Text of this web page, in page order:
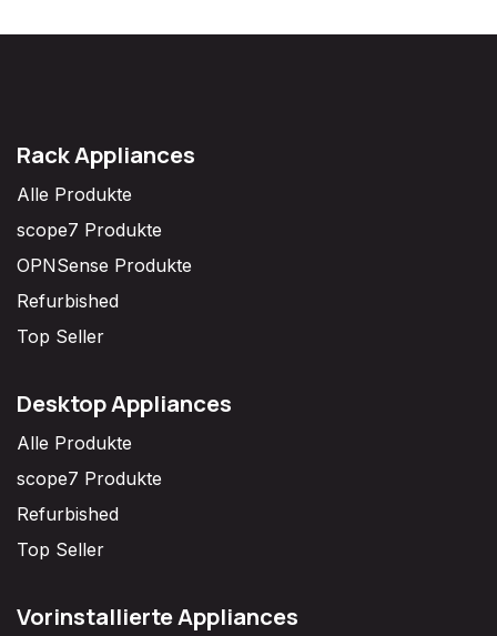
Rack Appliances
Alle Produkte
scope7 Produkte
OPNSense Produkte
Refurbished
Top Seller
Desktop Appliances
Alle Produkte
scope7 Produkte
Refurbished
Top Seller
Vorinstallierte Appliances